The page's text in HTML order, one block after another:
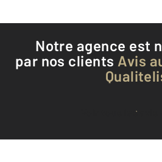
Notre agence est
par nos clients Avis
Voir tous les avis